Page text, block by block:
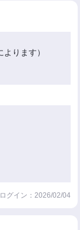
ります）
グイン：2026/02/04